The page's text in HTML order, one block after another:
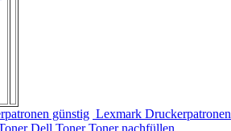
günstig Lexmark Druckerpatronen
Dell Toner Toner nachfüllen